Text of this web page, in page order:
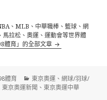
、MLB、中華職棒、籃球、網
馬拉松、奧運、運動會等世界體
體育」的全部文章
體育
分
類
東京奧運 、網球/羽球/
東京奧運新聞 、東京奧運中華